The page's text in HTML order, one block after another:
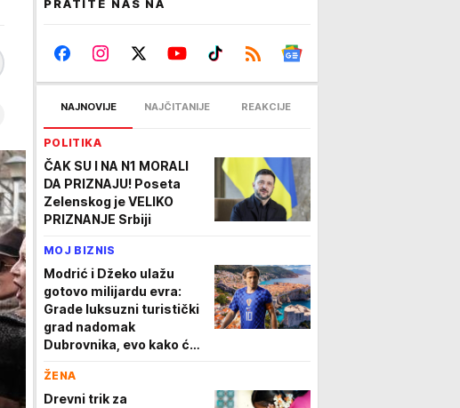
PRATITE NAS NA
NAJNOVIJE NAJČITANIJE REAKCIJE
POLITIKA
ČAK SU I NA N1 MORALI
DA PRIZNAJU! Poseta
Zelenskog je VELIKO
PRIZNANJE Srbiji
MOJ BIZNIS
Modrić i Džeko ulažu
gotovo milijardu evra:
Grade luksuzni turistički
grad nadomak
Dubrovnika, evo kako će
ŽENA
Drevni trik za